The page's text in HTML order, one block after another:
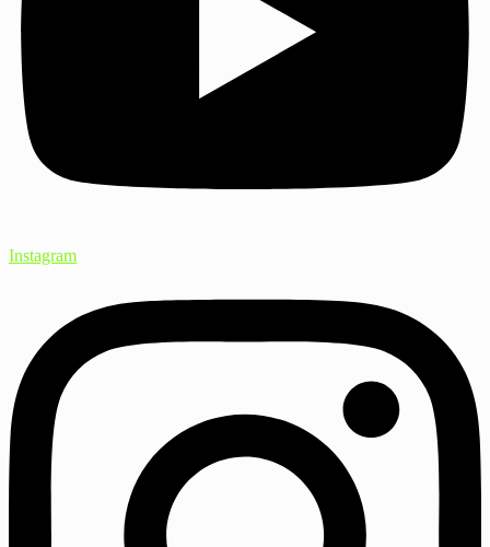
Instagram